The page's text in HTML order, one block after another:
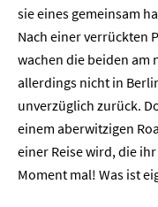
sie eines gemeinsam
Nach einer verrückten
wachen die beiden am
allerdings nicht in
unverzüglich zurück.
einem aberwitzigen
einer Reise wird, die
Moment mal! Was ist